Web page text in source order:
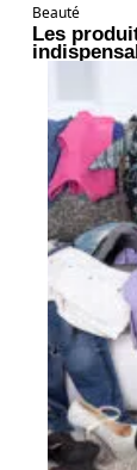
Beauté
Les